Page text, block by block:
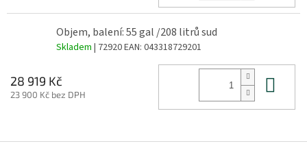
Objem, balení: 55 gal /208 litrů sud
Skladem | 72920EAN: 043318729201
28 919 Kč
23 900 Kč bez DPH